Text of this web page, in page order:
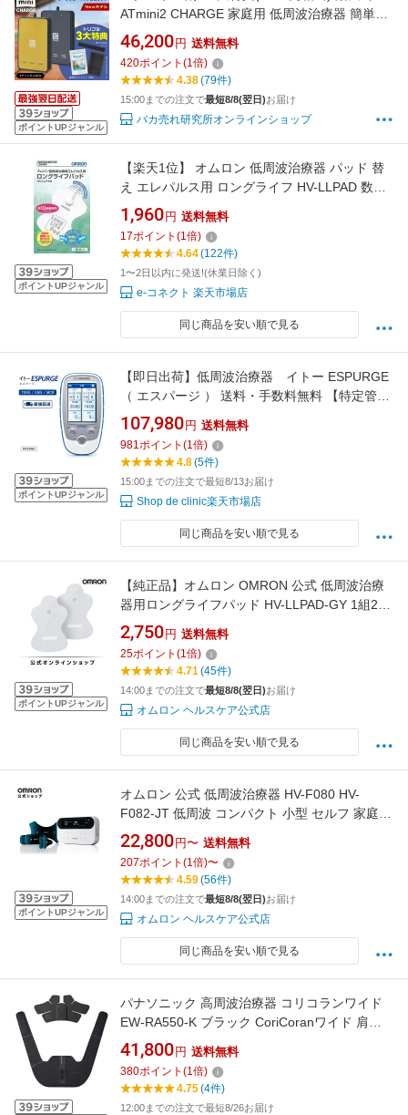
ポイントUPジャンル
ATmini2 CHARGE 家庭用 低周波治療器 簡単操
作 マイクロカレント 治療器 マッサージ機 パッ
ド 小型 マッサージャー 疲労 回復 グッズ アス
リート 首 足 腰 伊藤超短波 電気治療器 治療器
低周波 低周波マッサージ 低周波治療
46,200 円 送料無料
420ポイント (1倍)
4.38(79件)
15:00までの注文で最短8/8(翌日)お届け
バカ売れ研究所オンラインショップ
ポイントUPジャンル
【楽天1位】 オムロン 低周波治療器 パッド 替
え エレパルス用 ロングライフ HV-LLPAD 数量
限定 【配送種別：CS】
1,960 円 送料無料
17ポイント (1倍)
4.64(122件)
1〜2日以内に発送!(休業日除く)
e-コネクト 楽天市場店
同じ商品を安い順で見る
ポイントUPジャンル
【即日出荷】低周波治療器 イトー ESPURGE
（ エスパージ ） 送料・手数料無料 【特定管
理】 【人気】【おすすめ】
107,980 円 送料無料
981ポイント (1倍)
4.8(5件)
15:00までの注文で最短8/13お届け
Shop de clinic楽天市場店
同じ商品を安い順で見る
ポイントUPジャンル
【純正品】オムロン OMRON 公式 低周波治療
器用ロングライフパッド HV-LLPAD-GY 1組2枚
入 低周波 低周波治療器 パッド pad 送料無料
2,750 円 送料無料
25ポイント (1倍)
4.71(45件)
14:00までの注文で最短8/8(翌日)お届け
オムロン ヘルスケア公式店
同じ商品を安い順で見る
ポイントUPジャンル
オムロン 公式 低周波治療器 HV-F080 HV-
F082-JT 低周波 コンパクト 小型 セルフ 家庭用
ひざ 肩 腰 筋肉 関節 肩甲骨 背中 お尻 太もも
ふくらはぎ 足裏 かかと ひじ アスリート スポー
ツ パッド 筋肉痛 土踏まず ひざ関節 ひじ関節
ハムストリングス 送料無料
22,800 円〜 送料無料
207ポイント (1倍)〜
4.59(56件)
14:00までの注文で最短8/8(翌日)お届け
オムロン ヘルスケア公式店
同じ商品を安い順で見る
パナソニック 高周波治療器 コリコランワイド
EW-RA550-K ブラック CoriCoranワイド 肩か
けタイプ USB対応 充電式 家庭用高周波治療器
【送料無料】【KK9N0D18P】
41,800 円 送料無料
380ポイント (1倍)
4.75(4件)
12:00までの注文で最短8/26お届け